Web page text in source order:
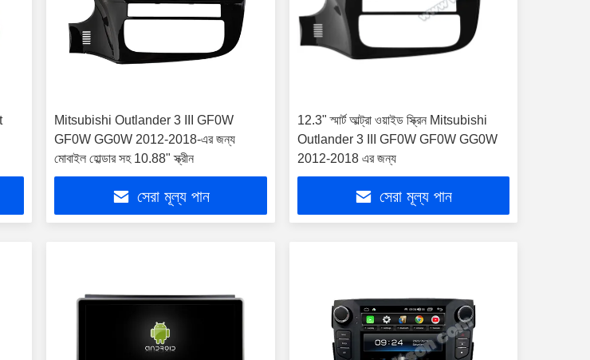
Mitsubishi Outlander 3 III GF0W
GF0W GG0W 2012-2018-এর জন্য
মোবাইল হোল্ডার সহ 10.88" স্ক্রীন
সেরা মূল্য পান
12.3" স্মার্ট আল্ট্রা ওয়াইড স্ক্রিন Mitsubishi
Outlander 3 III GF0W GF0W GG0W
2012-2018 এর জন্য
সেরা মূল্য পান